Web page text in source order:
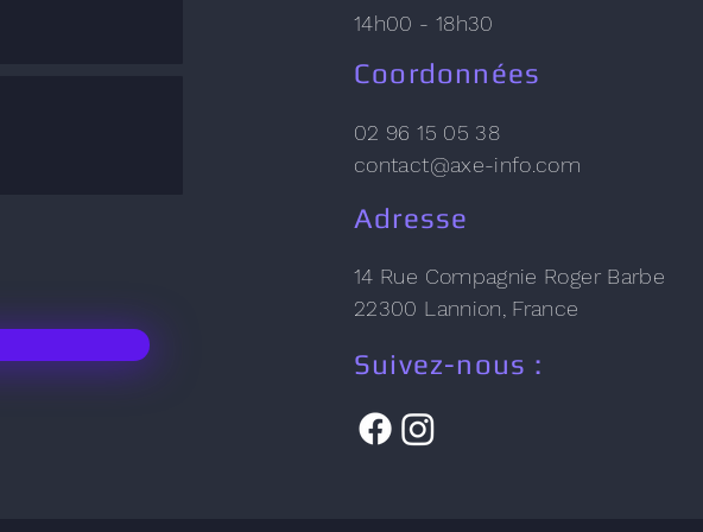
14h00 - 18h30
Coordonnées
02 96 15 05 38
contact@axe-info.com
Adresse
14 Rue Compagnie Roger Barbe
22300 Lannion, France
Suivez-nous :